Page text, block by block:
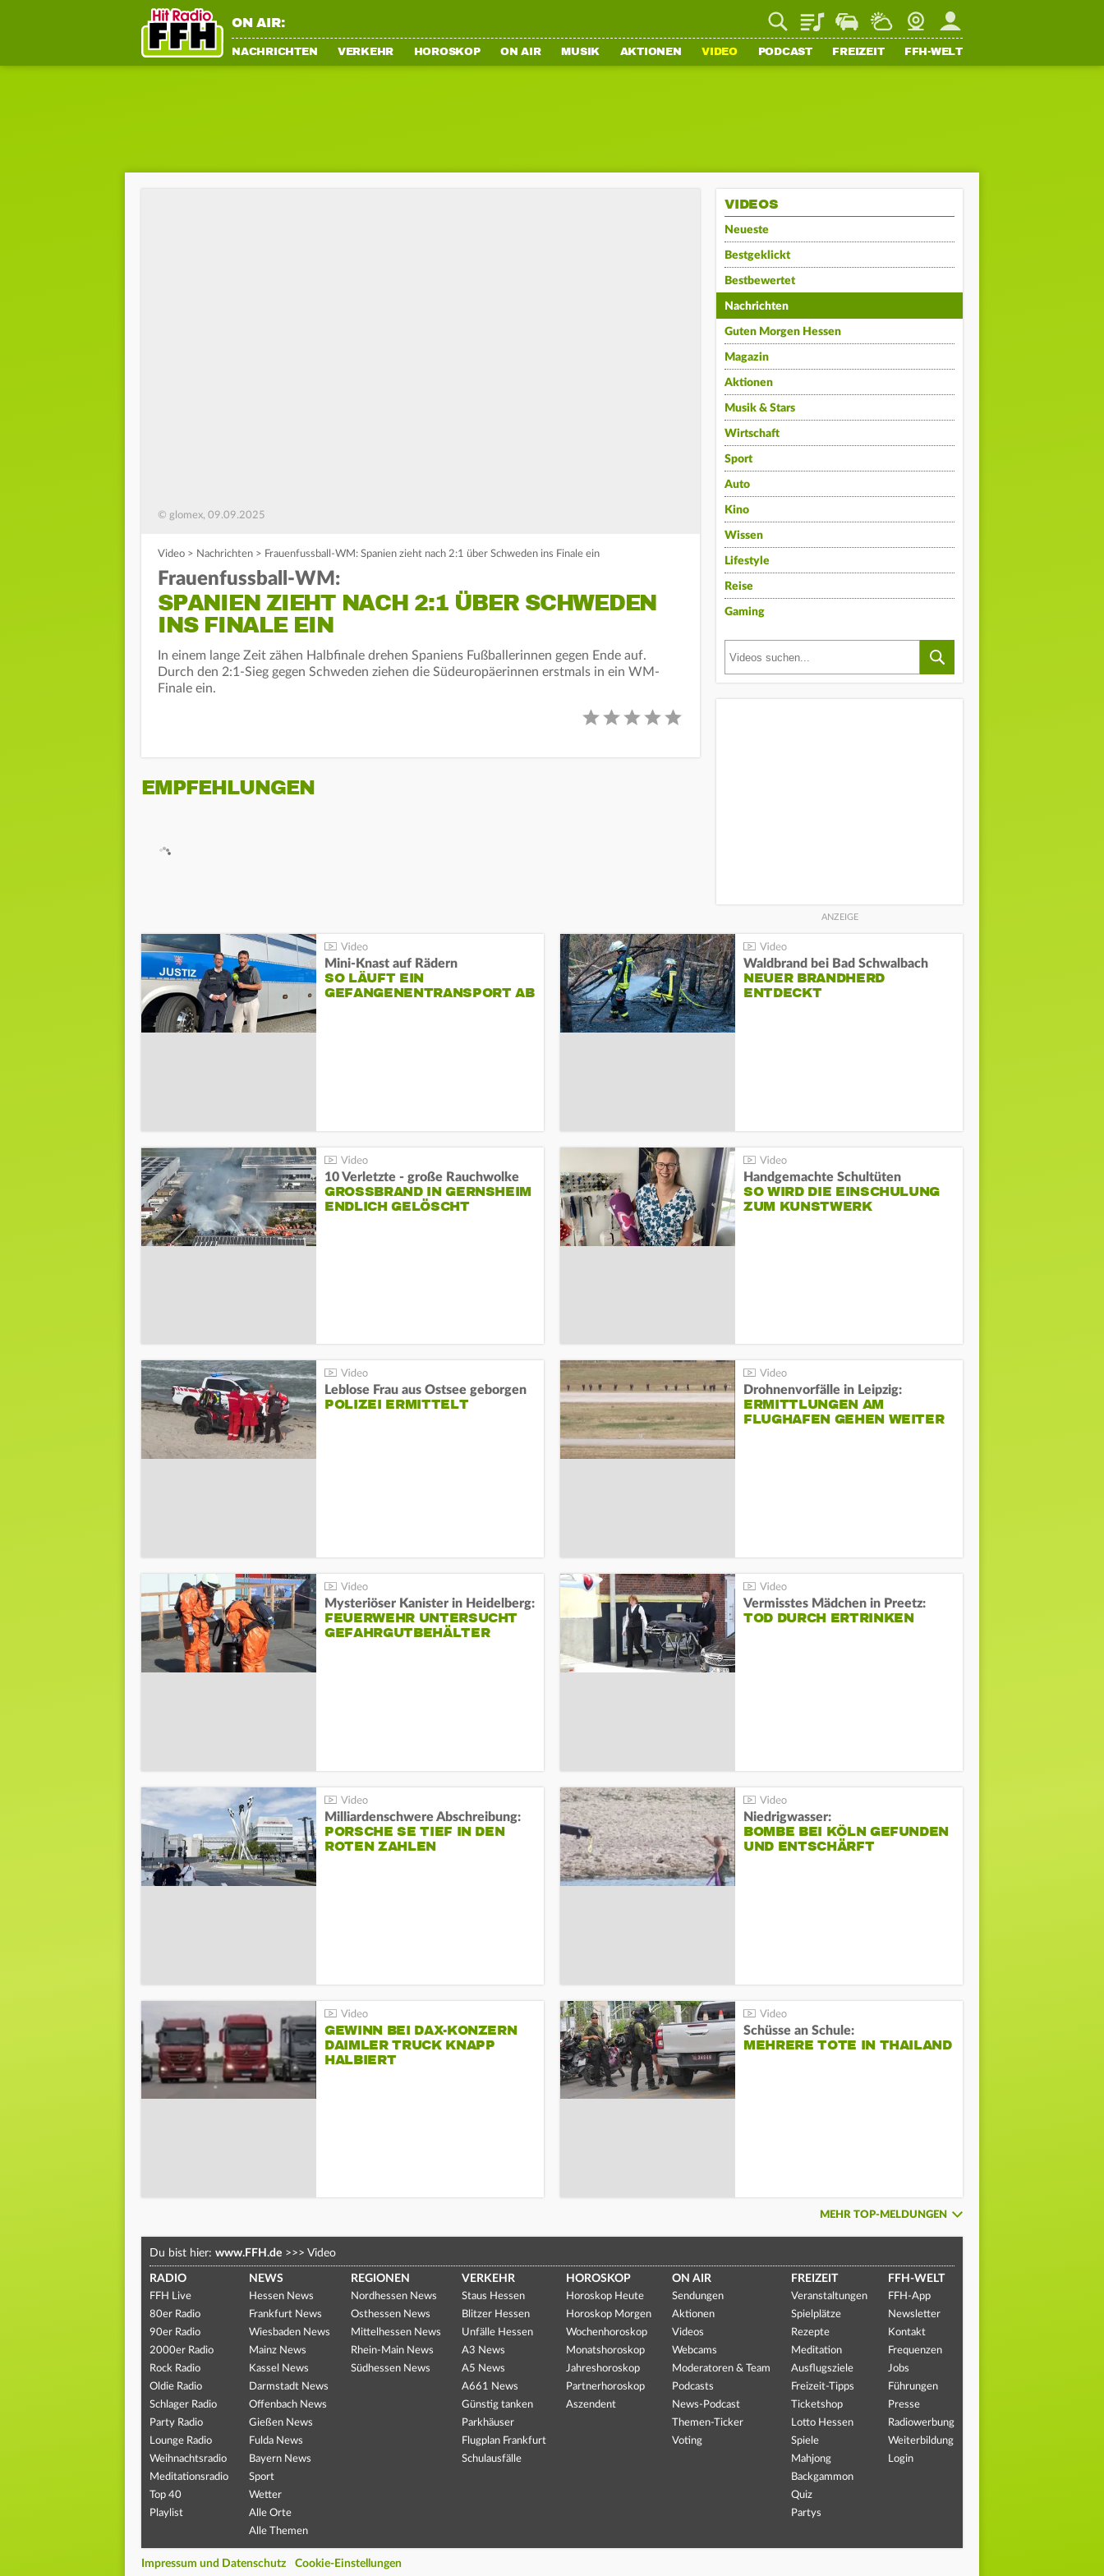
ON AIR: PlaylistStaupilotWetterWebcamMein FFH
NACHRICHTEN VERKEHR HOROSKOP ON AIR MUSIK AKTIONEN VIDEO PODCAST FREIZEIT FFH-WELT
© glomex, 09.09.2025
Video > Nachrichten > Frauenfussball-WM: Spanien zieht nach 2:1 über Schweden ins Finale ein
Frauenfussball-WM:
SPANIEN ZIEHT NACH 2:1 ÜBER SCHWEDEN
INS FINALE EIN
In einem lange Zeit zähen Halbfinale drehen Spaniens Fußballerinnen gegen Ende auf.
Durch den 2:1-Sieg gegen Schweden ziehen die Südeuropäerinnen erstmals in ein WM-
Finale ein.
EMPFEHLUNGEN
VIDEOS
Neueste
Bestgeklickt
Bestbewertet
Nachrichten
Guten Morgen Hessen
Magazin
Aktionen
Musik & Stars
Wirtschaft
Sport
Auto
Kino
Wissen
Lifestyle
Reise
Gaming
Mini-Knast auf Rädern
SO LÄUFT EIN
GEFANGENENTRANSPORT AB
Waldbrand bei Bad Schwalbach
NEUER BRANDHERD
ENTDECKT
10 Verletzte - große Rauchwolke
GROSSBRAND IN GERNSHEIM E
NDLICH GELÖSCHT
Handgemachte Schultüten
SO WIRD DIE EINSCHULUNG
ZUM KUNSTWERK
Leblose Frau aus Ostsee geborgen
POLIZEI ERMITTELT
Drohnenvorfälle in Leipzig:
ERMITTLUNGEN AM
FLUGHAFEN GEHEN WEITER
Mysteriöser Kanister in Heidelberg:
FEUERWEHR UNTERSUCHT
GEFAHRGUTBEHÄLTER
Vermisstes Mädchen in Preetz:
TOD DURCH ERTRINKEN
Milliardenschwere Abschreibung:
PORSCHE SE TIEF IN DEN
ROTEN ZAHLEN
Niedrigwasser:
BOMBE BEI KÖLN GEFUNDEN
UND ENTSCHÄRFT
GEWINN BEI DAX-KONZERN
DAIMLER TRUCK KNAPP
HALBIERT
Schüsse an Schule:
MEHRERE TOTE IN THAILAND
MEHR TOP-MELDUNGEN
Du bist hier: www.FFH.de >>> Video
RADIO
FFH Live
80er Radio
90er Radio
2000er Radio
Rock Radio
Oldie Radio
Schlager Radio
Party Radio
Lounge Radio
Weihnachtsradio
Meditationsradio
Top 40
Playlist
NEWS
Hessen News
Frankfurt News
Wiesbaden News
Mainz News
Kassel News
Darmstadt News
Offenbach News
Gießen News
Fulda News
Bayern News
Sport
Wetter
Alle Orte
Alle Themen
REGIONEN
Nordhessen News
Osthessen News
Mittelhessen News
Rhein-Main News
Südhessen News
VERKEHR
Staus Hessen
Blitzer Hessen
Unfälle Hessen
A3 News
A5 News
A661 News
Günstig tanken
Parkhäuser
Flugplan Frankfurt
Schulausfälle
HOROSKOP
Horoskop Heute
Horoskop Morgen
Wochenhoroskop
Monatshoroskop
Jahreshoroskop
Partnerhoroskop
Aszendent
ON AIR
Sendungen
Aktionen
Videos
Webcams
Moderatoren & Team
Podcasts
News-Podcast
Themen-Ticker
Voting
FREIZEIT
Veranstaltungen
Spielplätze
Rezepte
Meditation
Ausflugsziele
Freizeit-Tipps
Ticketshop
Lotto Hessen
Spiele
Mahjong
Backgammon
Quiz
Partys
FFH-WELT
FFH-App
Newsletter
Kontakt
Frequenzen
Jobs
Führungen
Presse
Radiowerbung
Weiterbildung
Login
Impressum und Datenschutz Cookie-Einstellungen